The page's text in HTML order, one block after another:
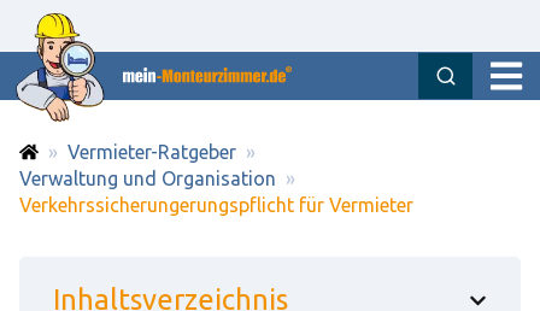
Vermieter-Ratgeber
Verwaltung und Organisation
Verkehrssicherungerungspflicht für Vermieter
Inhaltsverzeichnis